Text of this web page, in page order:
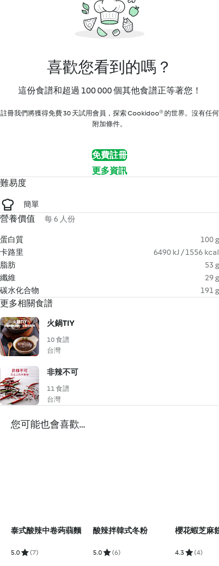
喜歡您看到的嗎？
這份食譜和超過 100 000 個其他食譜正等著您！
註冊我們將獲得免費 30 天試用會員，探索 Cookidoo® 的世界。沒有任何
附加條件。
免費註冊
更多資訊
難易度
簡單
營養價值 每 6 人份
蛋白質
100 g
卡路里
6490 kJ / 1556 kcal
脂肪
53 g
纖維
29 g
碳水化合物
191 g
更多相關食譜
火鍋TIY
10 食譜
台灣
非辣不可
11 食譜
台灣
您可能也會喜歡...
泰式酸辣中卷蒟蒻麵
5.0 (7)
酸辣拌韓式冬粉
5.0 (6)
櫻花蝦芝麻
4.3 (4)